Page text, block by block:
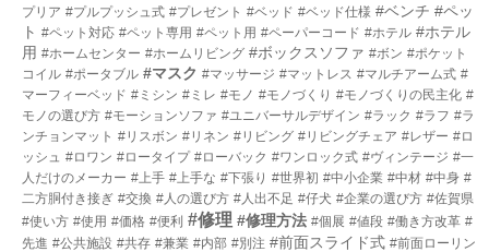
プリア #プルプッシュ式 #プレゼント #ベッド #ベッド仕様 #ベンチ #ペッ
ト #ペット対応 #ペット専用 #ペット用 #ペーパーコード #ホテル #ホテル
用 #ホームセンター #ホームリビング #ボックスソファ #ボン #ポケット
コイル #ポータブル #マスク #マッサージ #マットレス #マルチアーム式 #
マーフィーベッド #ミシン #ミレ #モノ #モノづくり #モノづくりの民主化 #
モノの選び方 #モーションソファ #ユニバーサルデザイン #ラック #ラフ #ラ
ンチョンマット #リスボン #リネン #リビング #リビングチェア #レザー #ロ
ッシュ #ロワン #ロータイプ #ローバック #ワンロック式 #ヴィンテージ #一
人だけのメーカー #上手 #上手な #下張り #世界初 #中小企業 #中材 #中身 #
二方胴付き接ぎ #交換 #人の選び方 #人出不足 #仔犬 #企業の選び方 #佐賀県
#使い方 #使用 #価格 #便利 #修理 #修理方法 #個展 #値段 #働き方改革 #
先進 #公共施設 #共存 #兼業 #内部 #別注 #前面スライド式 #前面ローリン